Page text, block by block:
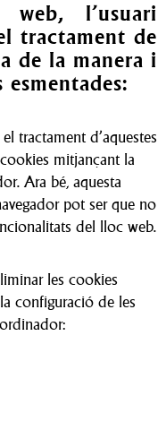
l’usuari
tractament de
de la manera i
tractament d’aquestes
mitjançant la
Ara bé, aquesta
pot ser que no
del lloc web.
les cookies
configuració de les